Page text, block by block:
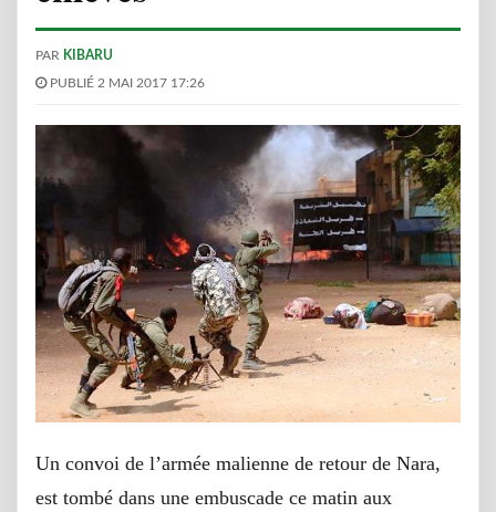
PAR KIBARU
PUBLIÉ 2 MAI 2017 17:26
Un convoi de l’armée malienne de retour de Nara,
est tombé dans une embuscade ce matin aux